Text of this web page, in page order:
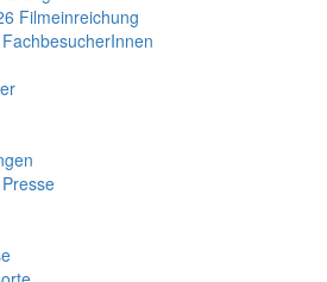
Filmeinreichung